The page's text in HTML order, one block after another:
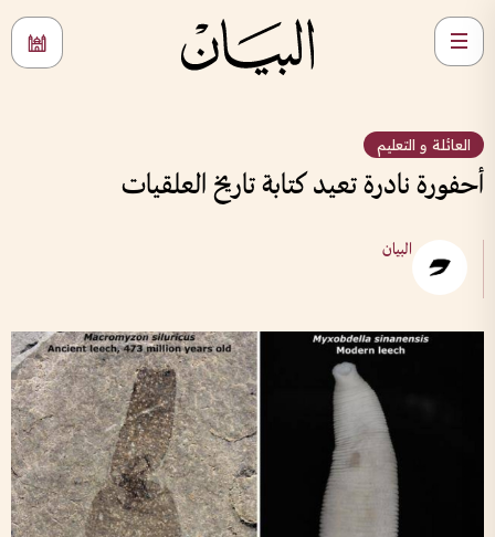
العائلة و التعليم
أحفورة نادرة تعيد كتابة تاريخ العلقيات
البيان